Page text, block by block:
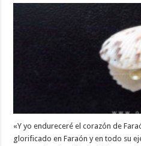
«Y yo endureceré el corazón de
glorificado en Faraón y en todo su